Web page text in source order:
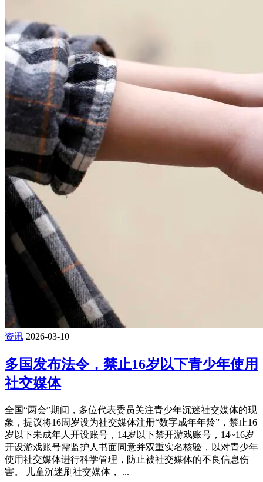
资讯 2026-03-10
多国发布法令，禁止16岁以下青少年使用
社交媒体
全国“两会”期间，多位代表委员关注青少年沉迷社交媒体的现
象，提议将16周岁设为社交媒体注册“数字成年年龄”，禁止16
岁以下未成年人开设账号，14岁以下禁开游戏账号，14~16岁
开设游戏账号需监护人书面同意并双重实名核验，以对青少年
使用社交媒体进行科学管理，防止被社交媒体的不良信息伤
害。 儿童沉迷刷社交媒体， ...